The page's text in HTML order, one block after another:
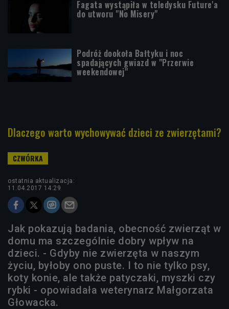
Fagata wystąpiła w teledysku Future'a
do utworu "No Misery"
Podróż dookoła Bałtyku i noc
spadających gwiazd w "Przerwie
weekendowej"
Dlaczego warto wychowywać dzieci ze zwierzętami?
ostatnia aktualizacja:
11.04.2017 14:29
Jak pokazują badania, obecność zwierząt w
domu ma szczególnie dobry wpływ na
dzieci. - Gdyby nie zwierzęta w naszym
życiu, byłoby ono puste. I to nie tylko psy,
koty konie, ale także patyczaki, myszki czy
rybki - opowiadała weterynarz Małgorzata
Głowacka.